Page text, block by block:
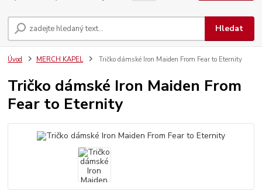
Hledat
Úvod MERCH KAPEL Tričko dámské Iron Maiden From Fear to Eternity
Tričko dámské Iron Maiden From
Fear to Eternity